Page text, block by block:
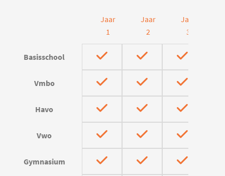
Jaar
1
Jaar
2
Jaar
3
Basisschool
Vmbo
Havo
Vwo
Gymnasium